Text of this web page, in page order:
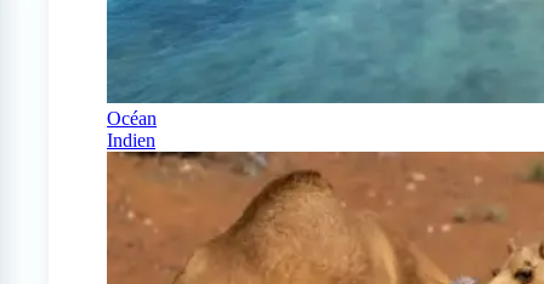
Océan
Indien